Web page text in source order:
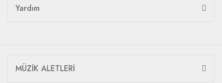
Yardım
MÜZİK ALETLERİ